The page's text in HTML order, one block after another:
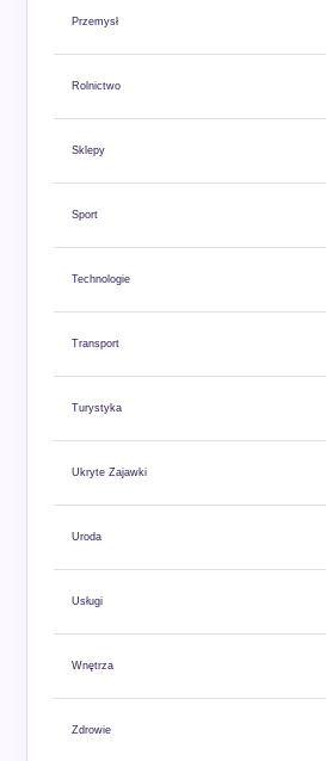
Przemysł
Rolnictwo
Sklepy
Sport
Technologie
Transport
Turystyka
Ukryte Zajawki
Uroda
Usługi
Wnętrza
Zdrowie